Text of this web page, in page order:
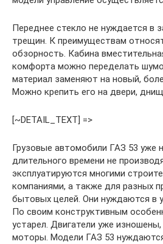
Переднее стекло не нуждается в
трещин. К преимуществам
обзорность. Кабина
комфорта можно переделать
материал заменяют на новый,
Можно крепить его на двери,
[~DETAIL_TEXT] =>
Грузовые автомобили ГАЗ 53 уже
длительного времени не
эксплуатируются многими
компаниями, а также для разных
бытовых целей. Они нуждаются в
По своим конструктивным
устарел. Двигатели уже
моторы. Модели ГАЗ 53